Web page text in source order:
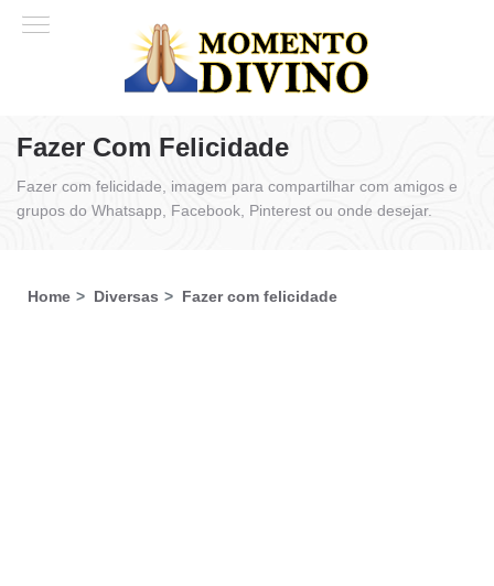
Fazer Com Felicidade
Fazer com felicidade, imagem para compartilhar com amigos e
grupos do Whatsapp, Facebook, Pinterest ou onde desejar.
Home Diversas Fazer com felicidade